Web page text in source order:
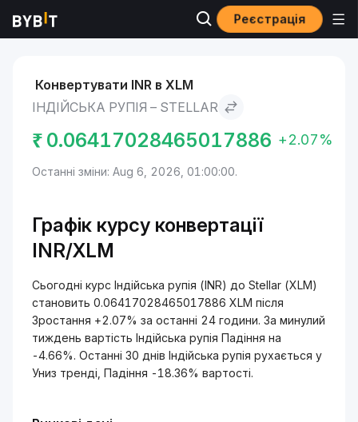
Реєстрація
Ринки Індійська рупія to Stellar
Конвертувати INR в XLM
ІНДІЙСЬКА РУПІЯ – STELLAR
₹ 0.06417028465017886 +2.07%
Останні зміни: Aug 6, 2026, 01:00:00.
Графік курсу конвертації
INR/XLM
Сьогодні курс Індійська рупія (INR) до Stellar (XLM)
становить 0.06417028465017886 XLM після
Зростання +2.07% за останні 24 години. За минулий
тиждень вартість Індійська рупія Падіння на
-4.66%. Останні 30 днів Індійська рупія рухається у
Униз тренді, Падіння -18.36% вартості.